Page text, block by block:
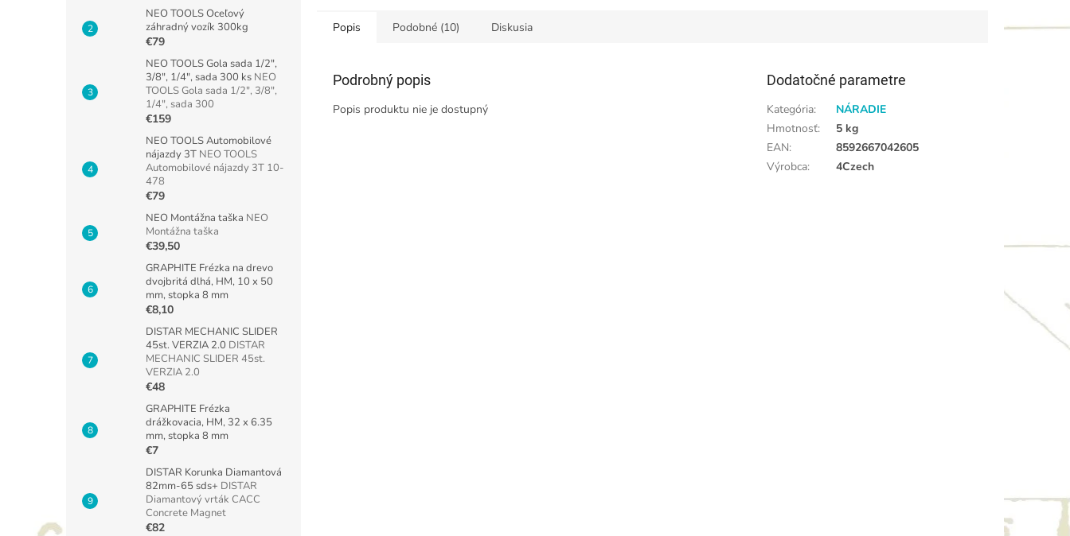
NEO TOOLS Oceľový
záhradný vozík 300kg
€79
NEO TOOLS Gola sada 1/2",
3/8", 1/4", sada 300 ks NEO
TOOLS Gola sada 1/2", 3/8",
1/4", sada 300
€159
NEO TOOLS Automobilové
nájazdy 3T NEO TOOLS
Automobilové nájazdy 3T 10-
478
€79
NEO Montážna taška NEO
Montážna taška
€39,50
GRAPHITE Frézka na drevo
dvojbritá dlhá, HM, 10 x 50
mm, stopka 8 mm
€8,10
DISTAR MECHANIC SLIDER
45st. VERZIA 2.0 DISTAR
MECHANIC SLIDER 45st.
VERZIA 2.0
€48
GRAPHITE Frézka
drážkovacia, HM, 32 x 6.35
mm, stopka 8 mm
€7
DISTAR Korunka Diamantová
82mm-65 sds+ DISTAR
Diamantový vrták CACC
Concrete Magnet
€82
Popis Podobné (10) Diskusia
Podrobný popis
Popis produktu nie je dostupný
Dodatočné parametre
Kategória:
NÁRADIE
Hmotnosť:
5 kg
EAN:
8592667042605
Výrobca: 4Czech